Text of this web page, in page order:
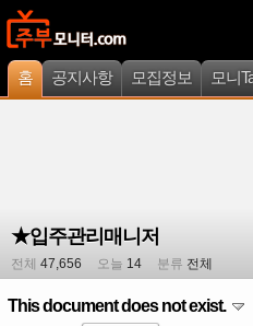
홈 공지사항 모집정보 모니
★입주관리매니저
전체 47,656 오늘 14 분류 전체
This document does not exist.